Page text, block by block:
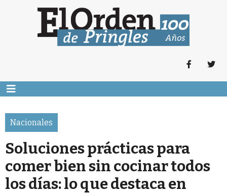
Nacionales
Soluciones prácticas para
comer bien sin cocinar todos
los días: lo que destaca en